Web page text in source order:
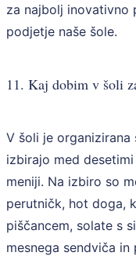
za najbolj inovativno
podjetje naše šole.
11. Kaj dobim v šoli
V šoli je organizirana
izbirajo med
meniji. Na izbiro so
perutničk, hot doga,
piščancem, solate s
mesnega sendviča